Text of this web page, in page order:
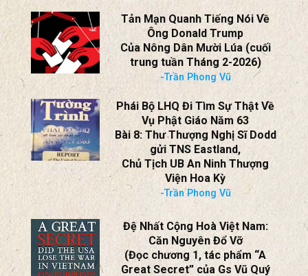
Dưới mắt Nhà Văn và cũng là
Người Lính
VNCH Phạm Tín An Ninh – Bài 3
-Trần Phong Vũ
Tản Mạn Quanh Tiếng Nói Về
Ông Donald Trump
Của Nông Dân Mười Lúa (cuối
trung tuần Tháng 2-2026)
-Trần Phong Vũ
Phái Bộ LHQ Đi Tìm Sự Thật Về
Vụ Phật Giáo Năm 63
Bài 8: Thư Thượng Nghị Sĩ Dodd
gửi TNS Eastland,
Chủ Tịch UB An Ninh Thượng
Viện Hoa Kỳ
-Trần Phong Vũ